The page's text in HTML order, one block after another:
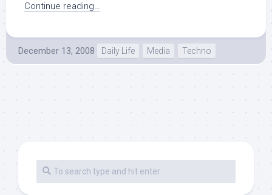
Continue reading…
December 13, 2008 Daily Life Media Techno